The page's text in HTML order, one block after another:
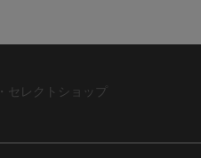
セレクトショップ